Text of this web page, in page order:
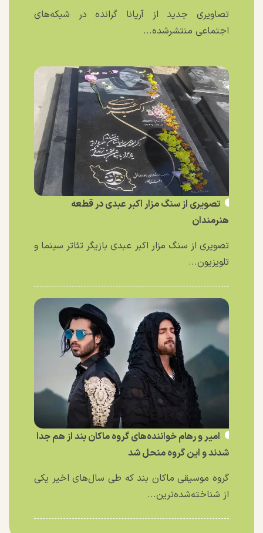
تصاویری جدید از آریانا گرانده در شبکه‌های
اجتماعی منتشرشده...
تصویری از سنگ مزار اکبر عبدی در قطعه
هنرمندان
تصویری از سنگ مزار اکبر عبدی بازیگر تئاتر سینما و
تلویزیون...
امیر و رهام خواننده‌های گروه ماکان بند از هم جدا
شدند و این گروه منحل شد
گروه موسیقی ماکان بند که طی سال‌های اخیر یکی
از شناخته‌شده‌ترین...